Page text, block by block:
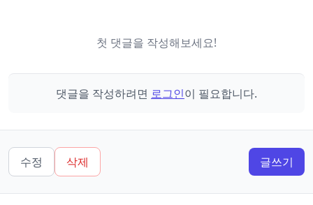
첫 댓글을 작성해보세요!
댓글을 작성하려면 로그인이 필요합니다.
수정 삭제 글쓰기